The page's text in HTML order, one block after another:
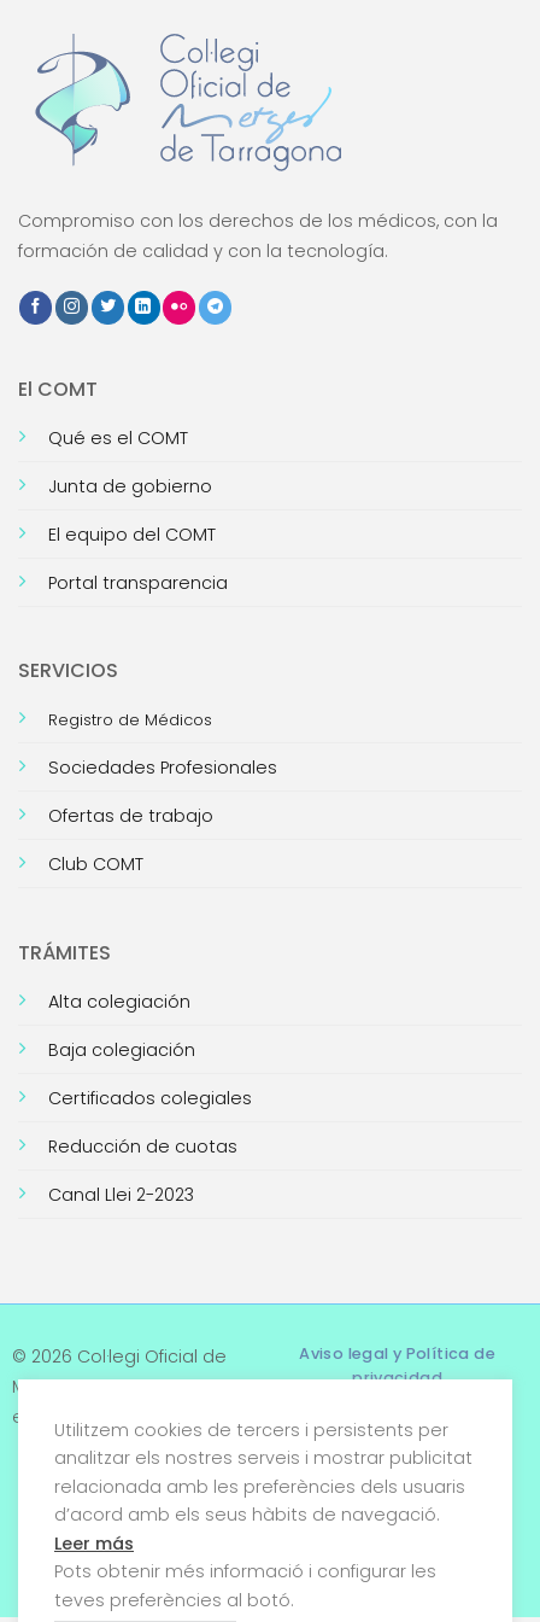
Compromiso con los derechos de los médicos, con la
formación de calidad y con la tecnología.
El COMT
Qué es el COMT
Junta de gobierno
El equipo del COMT
Portal transparencia
SERVICIOS
Registro de Médicos
Sociedades Profesionales
Ofertas de trabajo
Club COMT
TRÁMITES
Alta colegiación
Baja colegiación
Certificados colegiales
Reducción de cuotas
Canal Llei 2-2023
© 2026 Col·legi Oficial de
Metges de Tarragona. Tots
els drets reservats
Aviso legal y Política de
privacidad
Términos y condiciones
Política de cookies
Utilitzem cookies de tercers i persistents per
analitzar els nostres serveis i mostrar publicitat
relacionada amb les preferències dels usuaris
d’acord amb els seus hàbits de navegació.
Leer más
Pots obtenir més informació i configurar les
teves preferències al botó.